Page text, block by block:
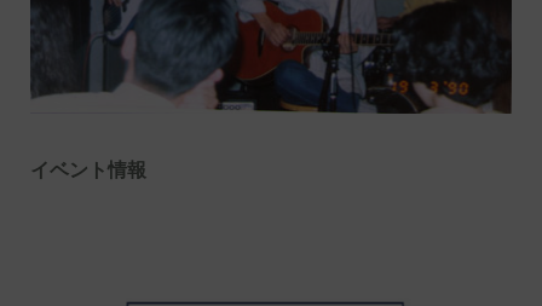
イベント情報